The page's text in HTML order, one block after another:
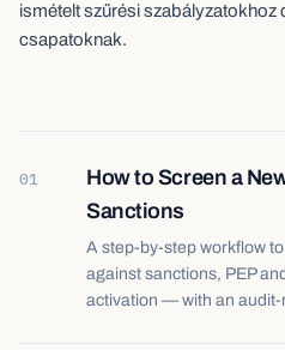
ismételt szűrési
csapatoknak.
01
How to Screen a
Sanctions
A step-by-step workflow
against sanctions, PEP
activation — with an audit-